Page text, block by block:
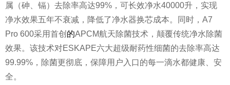
属（砷、镉）去除率高达99%，可长效净水40000升，实现
净水效果五年不衰减，降低了净水器换芯成本。同时，A7
Pro 600采用首创 的APCM航天除菌技术，颠覆传统净水除菌
效果。该技术对ESKAPE六大超级耐药性细菌的去除率高达
99.99%，除菌更彻底，保障用户入口的每一滴水都健康、安
全。